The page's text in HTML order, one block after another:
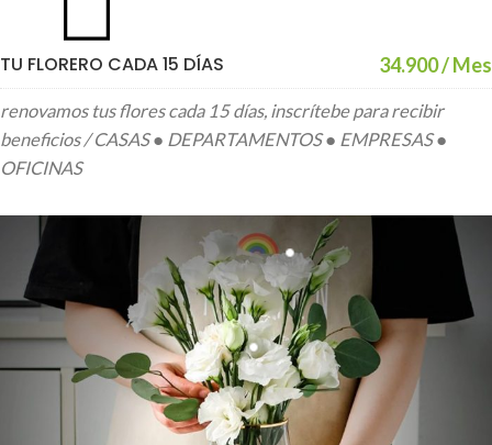
TU FLORERO CADA 15 DÍAS 34.900 / Mes
renovamos tus flores cada 15 días, inscrítebe para recibir
beneficios / CASAS ● DEPARTAMENTOS ● EMPRESAS ●
OFICINAS